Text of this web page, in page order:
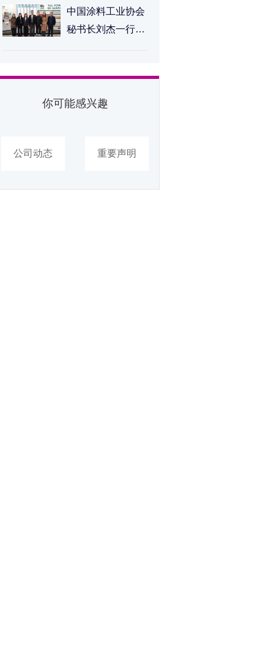
中国涂料工业协会
秘书长刘杰一行莅
你可能感兴趣
公司动态 重要声明